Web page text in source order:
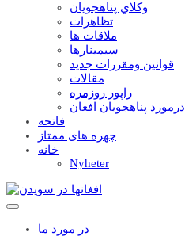
وکلاي پناهجويان
تظاهرات
ملاقات ها
سيمينارها
قوانين ومقررات جديد
مقالات
راپور روزمره
درمورد پناهجويان افغان
فاتحه
چهره های ممتاز
خانه
Nyheter
در مورد ما